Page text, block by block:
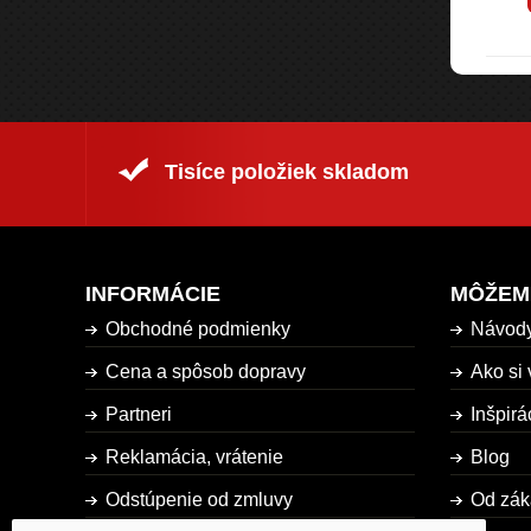
Tisíce položiek skladom
INFORMÁCIE
Obchodné podmienky
Cena a spôsob dopravy
Partneri
Reklamácia, vrátenie
Odstúpenie od zmluvy
Ako si
Blog
Od